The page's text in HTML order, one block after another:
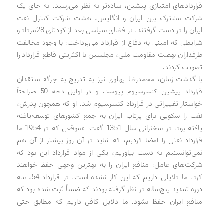
قراردادهای امتیازی پیشین،‌ ساده‌تر به نظر می‌رسید. به جای یک
شرکت مشترک بین ایران و انگلیس، هشت شرکت کنترل نفت
ایران را در دست گرفتند. در فضای سیاسی بعد از کودتای 28مرداد و
شرایطی که امینی به دفاع از قرارداد می‌پرداخت، با وجود مخالفت
طرفداران نهضت مقاومت ملی، مجلسین با اکثریتی قاطع قرارداد را
تصویب کردند.
با گذشت زمان، محمدرضا پهلوی نیز به تدریج به جرگه منتقدان
قرارداد پیشین کنسرسیوم پیوست و در اوایل دهه 50 صراحتاً
خواستار تغییراتی در قرارداد کنسرسیوم شد. او که همچون پدرش،
نفت را سکویی برای پرتاب ایران به جمع کشورهای توسعه‌یافته
یافته بود، در سخنرانی سال 1351 گفت: «موقعی که در 1954 ما
قرارداد نفتی را امضا کردیم، که شاید در آن روز بیشتر از آن هم
نمی‌توانستیم به دست بیاوریم، یکی از مواد قرارداد این بود که
شرکت‌های عامل، منافع ایران را به بهترین وجهی حفظ خواهند
کرد. ما دلایلی داریم که این کار نشده است. در قرارداد 54، سه
دوره تمدید پنج‌ساله در نظر گرفته بودند که ضمناً ثبت شده بود که
منافع ایران حفظ بشود. ما دلایل کافی داریم که مطابق حتی